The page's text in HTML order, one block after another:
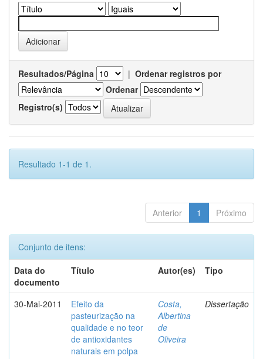
Resultados/Página | Ordenar registros por
Ordenar
Registro(s)
Resultado 1-1 de 1.
Anterior 1 Próximo
Conjunto de itens:
Data do
documento
Título Autor(es) Tipo
30-Mai-2011
Efeito da
pasteurização na
qualidade e no teor
de antioxidantes
naturais em polpa
Costa,
Albertina
de
Oliveira
Dissertação